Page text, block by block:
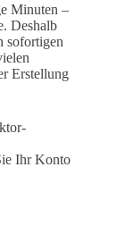
Minuten –
Deshalb
sofortigen
Erstellung
Ihr Konto